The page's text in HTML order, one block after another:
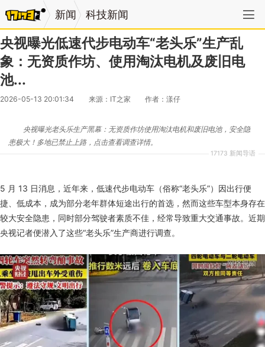
新闻 科技新闻
央视曝光低速代步电动车“老头乐”生产乱
象：无资质作坊、使用淘汰电机及废旧电
池...
2026-05-13 20:01:34 来源：IT之家 作者：漾仔
17173 新闻导语
央视曝光老头乐生产黑幕：无资质作坊使用淘汰电机和废旧电池，安全隐
患极大！多地已禁止上路，点击查看调查详情。
5 月 13 日消息，近年来，低速代步电动车（俗称“老头乐”）因出行便
捷、低成本，成为部分老年群体短途出行的首选，然而这些车型本身存在
较大安全隐患，同时部分驾驶者素质不佳，经常导致重大交通事故。近期
央视记者便潜入了这些“老头乐”生产商进行调查。